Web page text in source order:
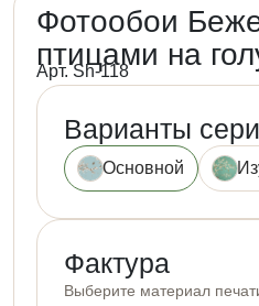
Фотообои
птицами на
Арт. Sh-118
Варианты
Основной
Фактура
Выберите материал